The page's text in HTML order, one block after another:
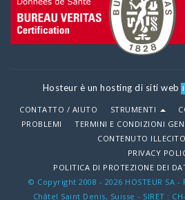
Hosteur è un hosting di siti web
CONTATTO / AIUTO STRUMENTI
PROBLEMI
TERMINI E CONDIZIONI
CONTENUTO
PRIVACY
POLITICA DI PROTEZIONE DEI
© Copyright 2008 - 2026 HOSTEUR SA
Châtel Saint Denis, Suisse - SIRET :